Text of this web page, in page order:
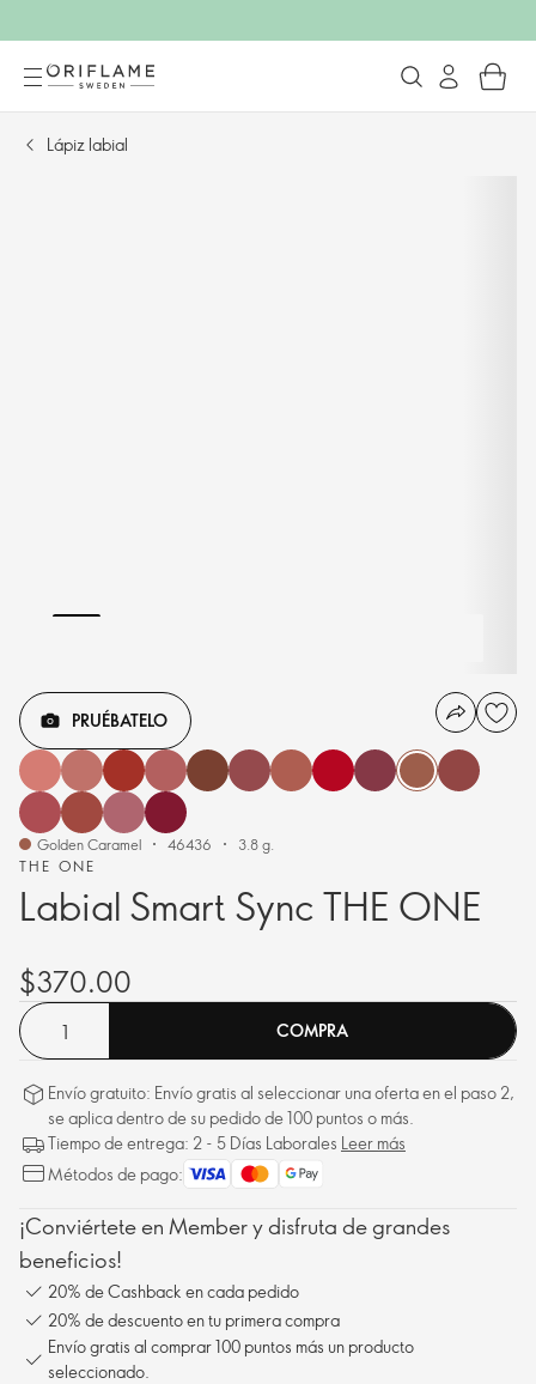
Lápiz labial
THE ONE
Labial Smart Sync THE ONE
PRUÉBATELO
Golden Caramel 46436 3.8 g.
$370.00
COMPRA
Envío gratuito: Envío gratis al seleccionar una oferta en el paso 2,
se aplica dentro de su pedido de 100 puntos o más.
Tiempo de entrega: 2 - 5 Días Laborales Leer más
Métodos de pago:
¡Conviértete en Member y disfruta de grandes
beneficios!
20% de Cashback en cada pedido
20% de descuento en tu primera compra
Envío gratis al comprar 100 puntos más un producto
seleccionado.